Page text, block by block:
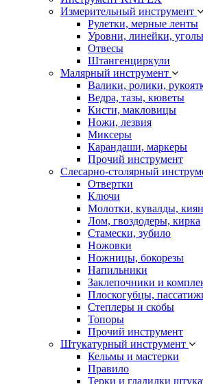
Измерительный инструмент
Рулетки, мерные ленты
Уровни, линейки,
Отвесы
Штангенциркули
Малярный инструмент
Валики, ролики,
Ведра, тазы, кюветы
Кисти, макловицы
Ножи, лезвия
Миксеры
Карандаши, маркеры
Прочий инструмент
Слесарно-столярный
Отвертки
Ключи
Молотки, кувалды,
Лом, гвоздодеры, кирка
Стамески, зубило
Ножовки
Ножницы, бокорезы
Напильники
Заклепочники и
Плоскогубцы,
Степлеры и скобы
Топоры
Прочий инструмент
Штукатурный инструмент
Кельмы и мастерки
Правило
Терки и гладилки